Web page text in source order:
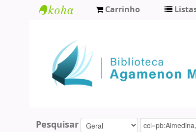
Agamenon
Magalhães
Carrinho
Pesquisar